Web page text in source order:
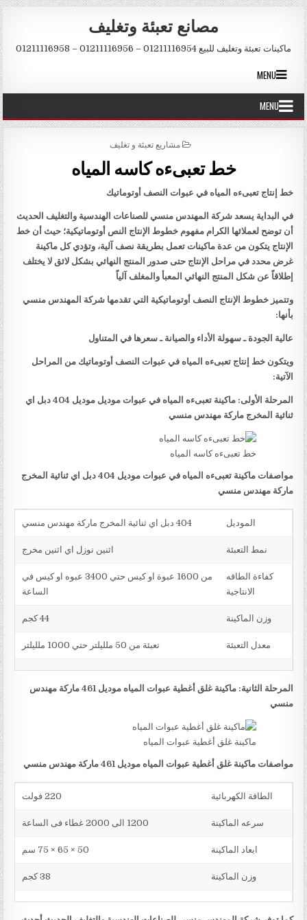
Skip to content
مصانع تعبئة وتغليف
ماكينات تعبئة وتغليف للبيع 01211116954 – 01211116956 – 01211116958
MENU
MENU
POSTED IN
مشاريع تعبئة و تغليف
خط تعبىءه كاسه المياه
خط إنتاج تعبىءه المياه في عبوات النصف أوتوماتيك
في البداية يسعد شركة المهندس منسي للصناعات الهندسية والتغليف الحديث
أن توضح لعملائها الكرام مفهوم خطوط الإنتاج النص أوتوماتيكية؛ حيث أن خط
الإنتاج يتكون من عدة ماكينات تعمل بطريقة نصف آلية، وتؤدي كل ماكينة
غرض محدد في مراحل الإنتاج حتى صدور المنتج النهائي بشكل لائق لا يختلف
إطلاقاً عن شكل المنتج النهائي المعبأ والمغلف آلياً
وتتميز خطوط الإنتاج النصف أوتوماتيكية التي تقدمها شركة المهندس منسي
بأنها:
عالية الجودة ـ سهولة الأداء والصيانة ـ سعرها في المتناول
ويتكون خط إنتاج تعبىءه المياه في عبوات النصف أوتوماتيك من المراحل
الآتية:
المرحلة الأولى: ماكينة تعبىءه المياه في عبوات موديل موديل 404 دبل اي
ثنائية المخرج ماركة مهندس منسي
خط تعبىءه كاسه المياه
مواصفات ماكينة تعبىءه المياه في عبوات موديل 404 دبل اي ثنائية المخرج
ماركة مهندس منسي
الموديل 404 دبل اي ثنائية المخرج ماركة مهندس منسي
نمط التعبئة اثنين نوزل اي اثنين مخرج
كفاءة الطاقه
الانتاجية
من 1600 عبوة او كيس حتي 3400 عبوه او كيس في
الساعة
وزن الماكينة 44 كجم
معدل التعبئة تعبئة من 50 ملليلتر حتي 1000 ملليلتر
المرحلة الثانية: ماكينة غلق أغطية عبوات المياه موديل 461 ماركة مهندس
منسي
ماكينة غلق أغطية عبوات المياه
مواصفات ماكينة غلق أغطية عبوات المياه موديل 461 ماركة مهندس منسي
الطاقة الكهربائية 220 فولت
سرعه الماكينة 1200 الى 2000 غطاء فى الساعة
ابعاد الماكينة 50 × 65 × 75 سم
وزن الماكينة 38 كجم